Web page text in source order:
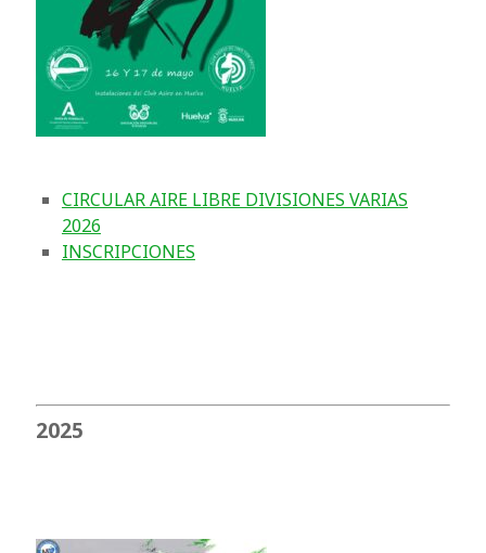
CIRCULAR AIRE LIBRE DIVISIONES VARIAS
2026
INSCRIPCIONES
2025